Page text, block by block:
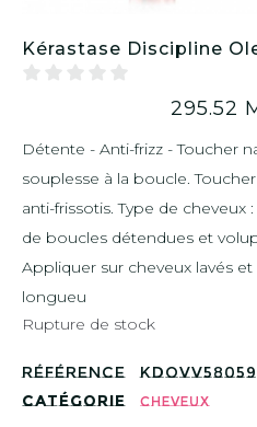
Kérastase Discipline
295.52
Détente - Anti-frizz - Toucher
souplesse à la boucle.
anti-frissotis. Type de cheveux
de boucles détendues et
Appliquer sur cheveux lavés
longueu
Rupture de stock
Référence
KDOVV58059
Catégorie
Cheveux